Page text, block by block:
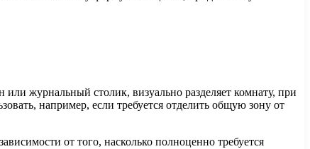
журнальный столик, визуально разделяет комнату, при
например, если требуется отделить общую зону от
от того, насколько полноценно требуется